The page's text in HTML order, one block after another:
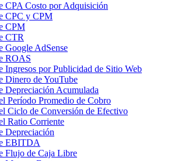
CPA Costo por Adquisición
CPC y CPM
CPM
CTR
Google AdSense
ROAS
Ingresos por Publicidad de Sitio Web
Dinero de YouTube
Depreciación Acumulada
Período Promedio de Cobro
Ciclo de Conversión de Efectivo
Ratio Corriente
Depreciación
EBITDA
Flujo de Caja Libre